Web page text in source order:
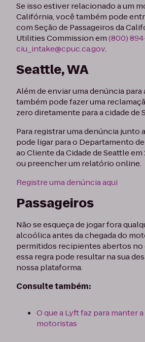
Se isso estiver relacionado a um
Califórnia, você também pode
com Seção de Passageiros da
Utilities Commission em(800)
ciu_intake@cpuc.ca.gov.
Seattle, WA
Além de enviar uma denúncia para
também pode fazer uma
zero diretamente para a cidade de
Para registrar uma denúncia junto
pode ligar para o Departamento
ao Cliente da Cidade de Seattle
ou preencher um relatório online.
Registre uma denúncia aqui
Passageiros
Não se esqueça de jogar fora
alcoólica antes da chegada do
permitidos recipientes abertos no
essa regra pode resultar na sua
nossa plataforma.
Consulte também:
O que a Lyft faz para manter
motoristas